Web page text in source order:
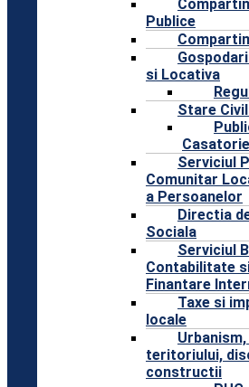
Publice
si Locativa
Stare
Casatorie
Serviciul
Comunitar
a Persoanelor
Directia
Sociala
Serviciul
Contabilitate
Finantare
Taxe si
locale
teritoriului,
constructii